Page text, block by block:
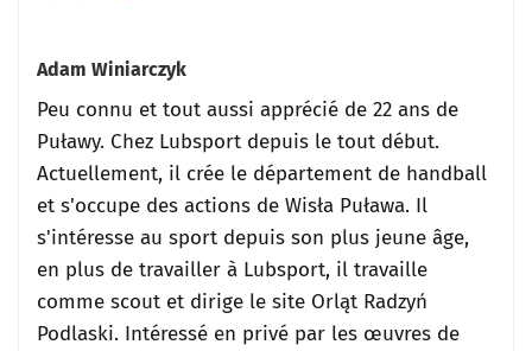
Adam Winiarczyk
Peu connu et tout aussi apprécié de 22 ans de
Puławy. Chez Lubsport depuis le tout début.
Actuellement, il crée le département de handball
et s'occupe des actions de Wisła Puława. Il
s'intéresse au sport depuis son plus jeune âge,
en plus de travailler à Lubsport, il travaille
comme scout et dirige le site Orląt Radzyń
Podlaski. Intéressé en privé par les œuvres de